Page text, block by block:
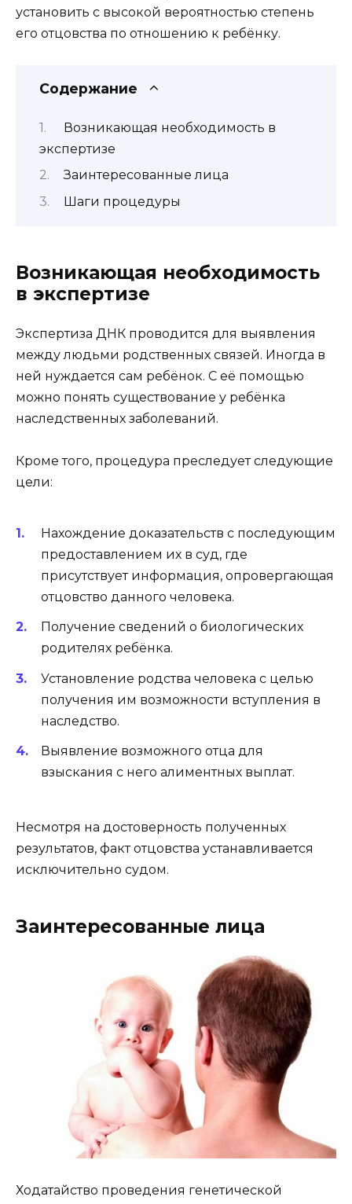
установить с высокой вероятностью степень
его отцовства по отношению к ребёнку.
Содержание
Возникающая необходимость в
экспертизе
Заинтересованные лица
Шаги процедуры
Возникающая необходимость
в экспертизе
Экспертиза ДНК проводится для выявления
между людьми родственных связей. Иногда в
ней нуждается сам ребёнок. С её помощью
можно понять существование у ребёнка
наследственных заболеваний.
Кроме того, процедура преследует следующие
цели:
Нахождение доказательств с последующим
предоставлением их в суд, где
присутствует информация, опровергающая
отцовство данного человека.
Получение сведений о биологических
родителях ребёнка.
Установление родства человека с целью
получения им возможности вступления в
наследство.
Выявление возможного отца для
взыскания с него алиментных выплат.
Несмотря на достоверность полученных
результатов, факт отцовства устанавливается
исключительно судом.
Заинтересованные лица
Ходатайство проведения генетической